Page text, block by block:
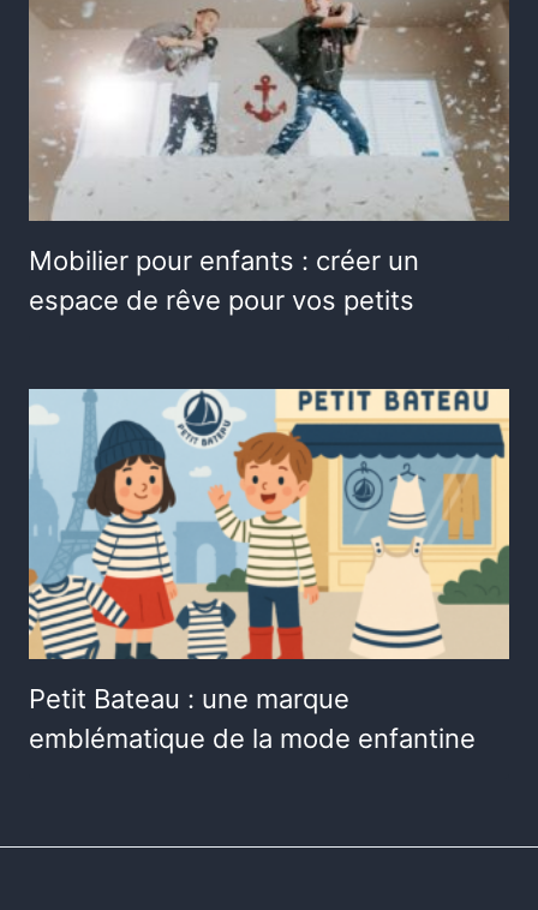
Mobilier pour enfants : créer un
espace de rêve pour vos petits
Petit Bateau : une marque
emblématique de la mode enfantine